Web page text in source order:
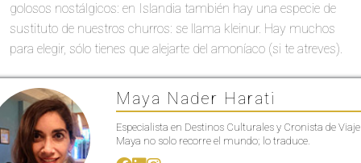
golosos nostálgicos: en Islandia también hay una especie de
sustituto de nuestros churros: se llama kleinur. Hay muchos
para elegir, sólo tienes que alejarte del amoníaco (si te atreves).
Maya Nader Harati
Especialista en Destinos Culturales y Cronista de
Maya no solo recorre el mundo; lo traduce.